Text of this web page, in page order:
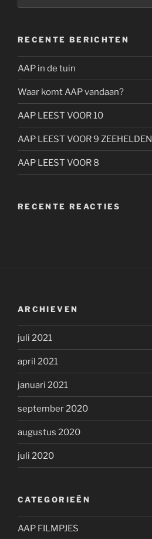
RECENTE BERICHTEN
AAP in de tuin
Waar komt AAP vandaan?
AAP LEEST VOOR 10
AAP LEEST VOOR 9 ZEEHELDEN
AAP LEEST VOOR 8
RECENTE REACTIES
ARCHIEVEN
juli 2021
april 2021
januari 2021
september 2020
augustus 2020
juli 2020
CATEGORIEËN
AAP FILMPJES